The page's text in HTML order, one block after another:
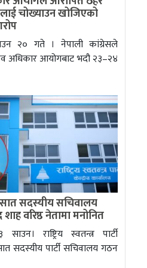
चोख्याउन खोजिएको
२० गते । नेपाली कांग्रेसले
अधिकार आयोगबाट भदौ २३–२४
सात सदस्यीय सचिवालय
वरिष्ठ नेतामा मनोनित
राष्ट्रिय स्वतन्त्र पार्टी
सदस्यीय पार्टी सचिवालय गठन